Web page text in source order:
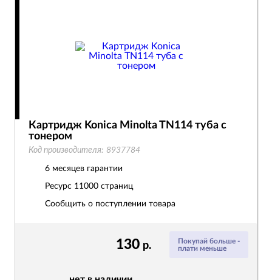
Покупай больше -
плати меньше
130 р.
Картридж Konica Minolta TN114 туба с
тонером
Код производителя: 8937784
6 месяцев гарантии
Ресурс 11000 страниц
Сообщить о поступлении товара